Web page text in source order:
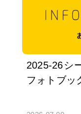
2025-26シ
フォトブッ